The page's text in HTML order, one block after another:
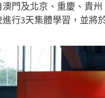
門及北京、重慶、貴
行3天集體學習，並將